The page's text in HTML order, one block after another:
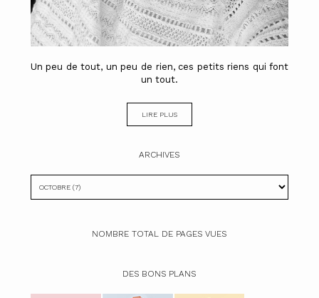
Un peu de tout, un peu de rien, ces petits riens qui font
un tout.
LIRE PLUS
ARCHIVES
NOMBRE TOTAL DE PAGES VUES
DES BONS PLANS